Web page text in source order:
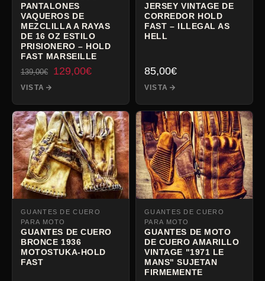
PANTALONES
VAQUEROS DE
MEZCLILLA A RAYAS
DE 16 OZ ESTILO
PRISIONERO – HOLD
FAST MARSEILLE
139,00€
El
139,00€.
129,00€El
129,00€.
VISTA
JERSEY VINTAGE DE
CORREDOR HOLD
FAST – ILLEGAL AS
HELL
85,00€
VISTA
GUANTES DE CUERO
PARA MOTO
GUANTES DE CUERO
BRONCE 1936
MOTOSTUKA-HOLD
FAST
GUANTES DE CUERO
PARA MOTO
GUANTES DE MOTO
DE CUERO AMARILLO
VINTAGE "1971 LE
MANS" SUJETAN
FIRMEMENTE